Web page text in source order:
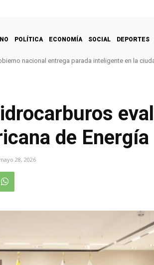
POLÍTICA ECONOMÍA SOCIAL DEPORTES
nacional entrega parada inteligente en la
de Energía
28, 2026